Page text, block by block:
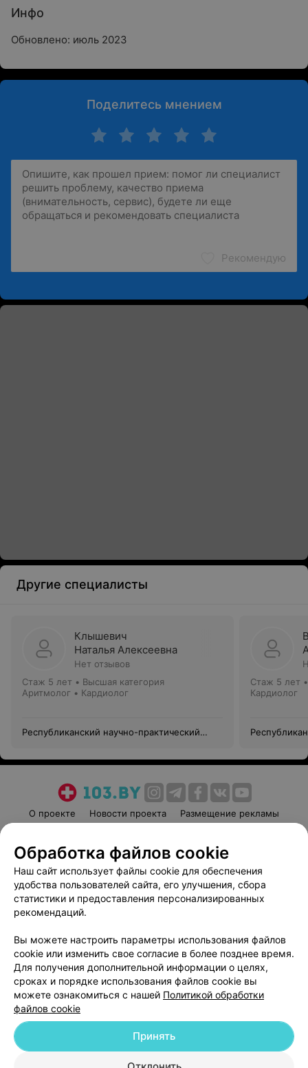
Инфо
Обновлено: июль 2023
Поделитесь мнением
Рекомендую
Другие специалисты
Клышевич
Наталья Алексеевна
Нет отзывов
Стаж 5 лет • Высшая категория
Аритмолог • Кардиолог
Республиканский научно-практический
Стаж 5 лет
Кардиолог
О проекте Новости проекта
Размещение рекламы
Пользовательское соглашение
Способы оплаты
Вакансии
Партнеры
Написать руководителю 103.by
Обработка персональных данных
© 2026 ООО «Артокс Лаб», УНП 191700409
| 220012, Республика Беларусь,
Обработка файлов cookie
Наш сайт использует файлы cookie для обеспечения
удобства пользователей сайта, его улучшения, сбора
статистики и предоставления персонализированных
рекомендаций.
Вы можете настроить параметры использования файлов
cookie или изменить свое согласие в более позднее время.
Для получения дополнительной информации о целях,
сроках и порядке использования файлов cookie вы
можете ознакомиться с нашей Политикой обработки
файлов cookie
Принять